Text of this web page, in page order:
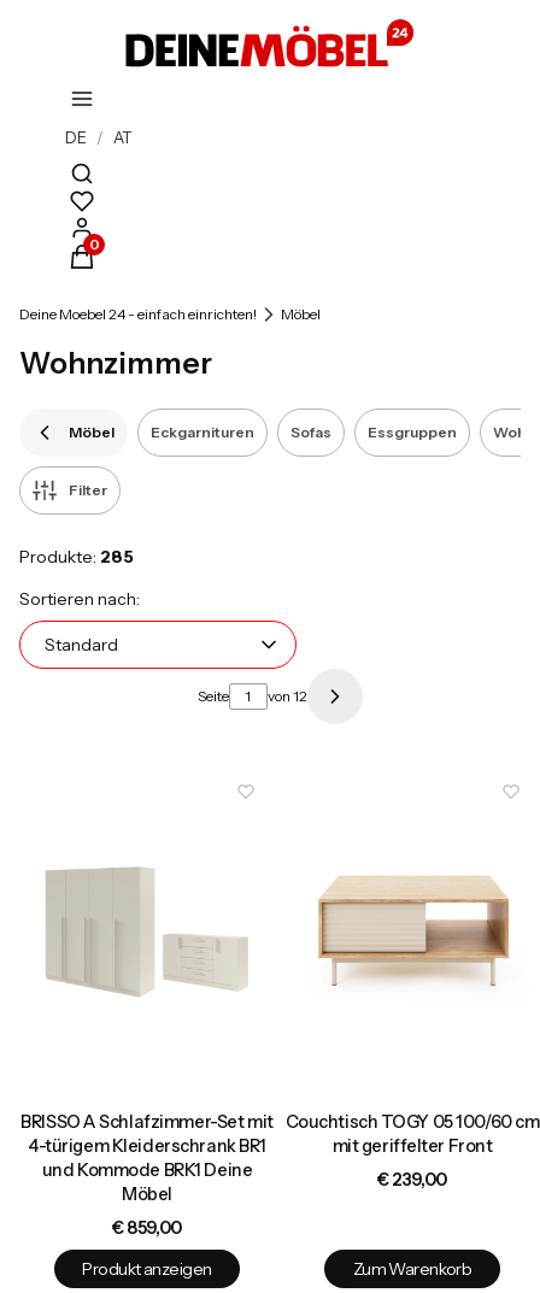
DE / AT
Suchmaschine öffnen
Produkte im Warenkorb: 0. Details anzeigen
Deine Moebel 24 - einfach einrichten! Möbel
Wohnzimmer
Möbel Eckgarnituren Sofas Essgruppen
Filter
Produkte: 285
Produktliste
Sortieren nach:
Standard
Seite von 12 Nächste Produkte
BRISSO A Schlafzimmer-Set mit
4-türigem Kleiderschrank BR1
und Kommode BRK1 Deine
Möbel
Preis
€ 859,00
Produkt anzeigen
Couchtisch TOGY 05 100/60 cm
mit geriffelter Front
Preis
€ 239,00
Zum Warenkorb